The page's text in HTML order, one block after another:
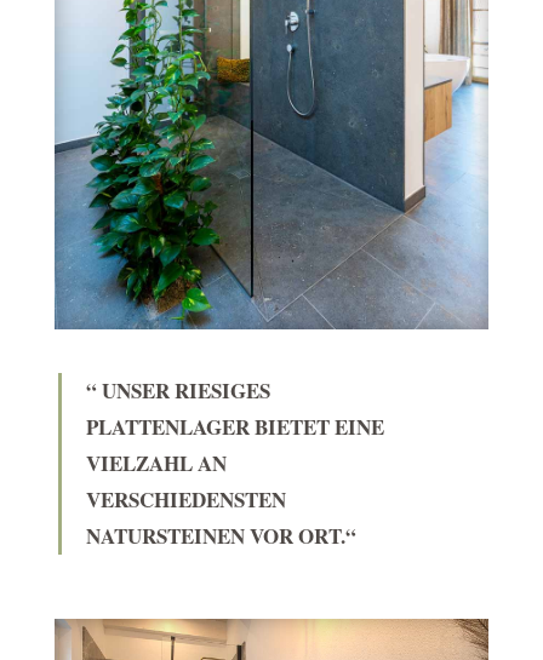
“ UNSER RIESIGES
PLATTENLAGER BIETET EINE
VIELZAHL AN
VERSCHIEDENSTEN
NATURSTEINEN VOR ORT.“